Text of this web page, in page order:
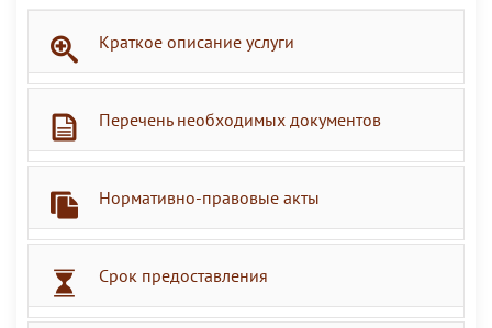
Краткое описание услуги
Перечень необходимых документов
Нормативно-правовые акты
Срок предоставления